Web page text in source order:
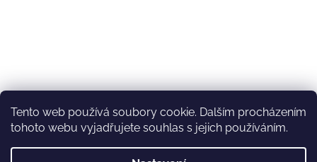
Tento web používá soubory cookie. Dalším procházením
tohoto webu vyjadřujete souhlas s jejich používáním.